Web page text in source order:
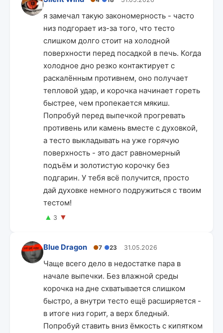
я замечал такую закономерность - часто
низ подгорает из-за того, что тесто
слишком долго стоит на холодной
поверхности перед посадкой в печь. Когда
холодное дно резко контактирует с
раскалённым противнем, оно получает
тепловой удар, и корочка начинает гореть
быстрее, чем пропекается мякиш.
Попробуй перед выпечкой прогревать
противень или камень вместе с духовкой,
а тесто выкладывать на уже горячую
поверхность - это даст равномерный
подъём и золотистую корочку без
подгарин. У тебя всё получится, просто
дай духовке немного подружиться с твоим
тестом!
▲ 3 ▼
Blue Dragon ●7 ●23 31.05.2026
Чаще всего дело в недостатке пара в
начале выпечки. Без влажной среды
корочка на дне схватывается слишком
быстро, а внутри тесто ещё расширяется -
в итоге низ горит, а верх бледный.
Попробуй ставить вниз ёмкость с кипятком